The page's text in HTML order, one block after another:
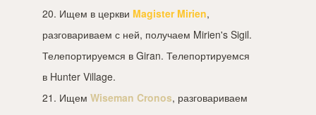
20. Ищем в церкви Magister Mirien,
разговариваем с ней, получаем Mirien's Sigil.
Телепортируемся в Giran. Телепортируемся
в Hunter Village.
21. Ищем Wiseman Cronos, разговариваем